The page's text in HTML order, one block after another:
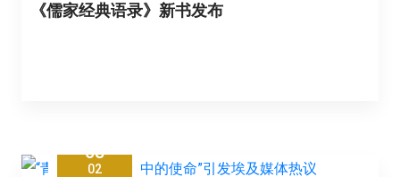
《儒家经典语录》新书发布
08
02